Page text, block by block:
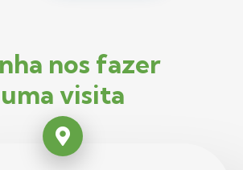
nos fazer
uma visita